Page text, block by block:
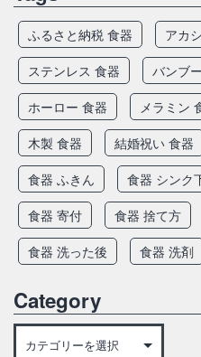
ふるさと納税 食器 アカ
ステンレス 食器
バンブ
ホーロー 食器
メラミン
木製 食器
結婚祝い 食器
食器 ふきん
食器 シンク
食器 寄付
食器 捨て方
食器 洗った後
食器 洗剤
Category